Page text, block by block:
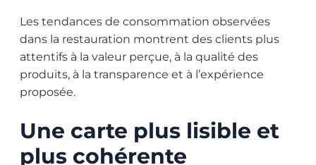
Les tendances de consommation observées
dans la restauration montrent des clients plus
attentifs à la valeur perçue, à la qualité des
produits, à la transparence et à l’expérience
proposée.
Une carte plus lisible et
plus cohérente